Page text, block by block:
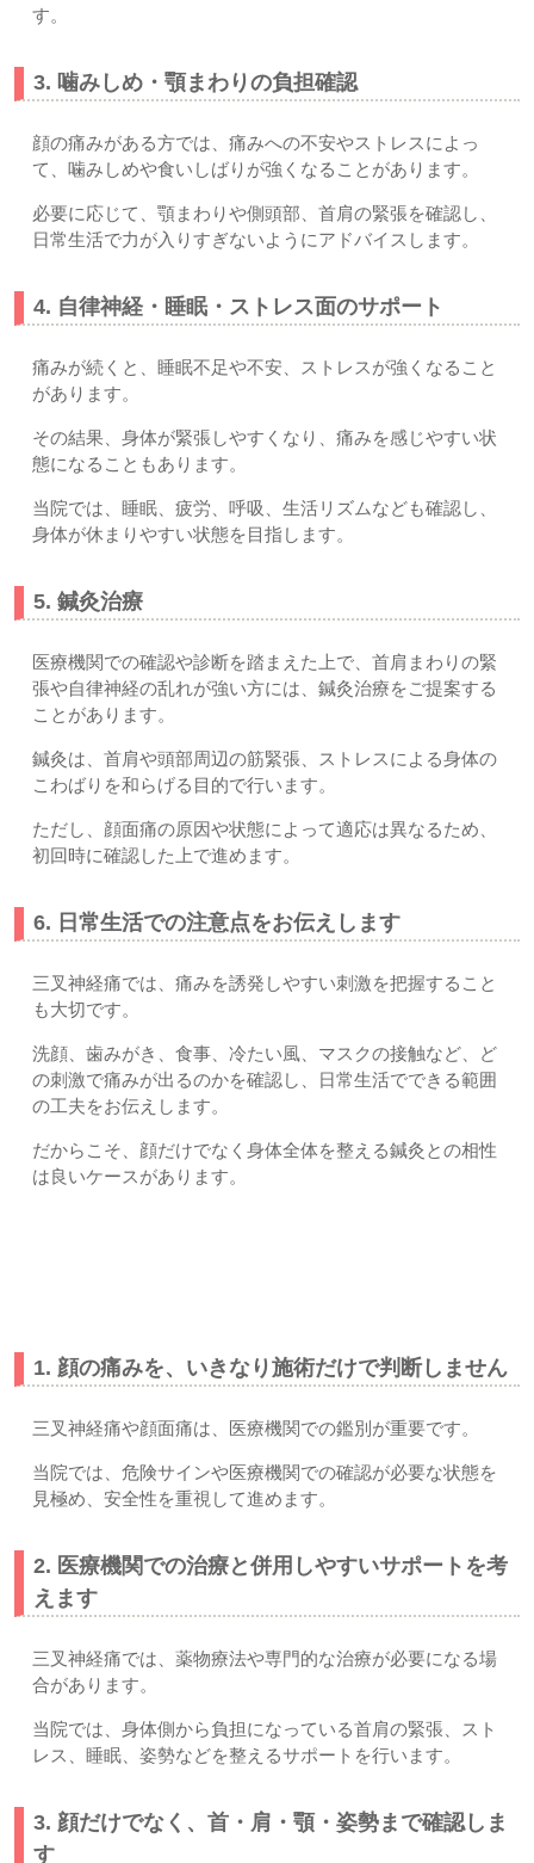
す。
3. 噛みしめ・顎まわりの負担確認
顔の痛みがある方では、痛みへの不安やストレスによっ
て、噛みしめや食いしばりが強くなることがあります。
必要に応じて、顎まわりや側頭部、首肩の緊張を確認し、
日常生活で力が入りすぎないようにアドバイスします。
4. 自律神経・睡眠・ストレス面のサポート
痛みが続くと、睡眠不足や不安、ストレスが強くなること
があります。
その結果、身体が緊張しやすくなり、痛みを感じやすい状
態になることもあります。
当院では、睡眠、疲労、呼吸、生活リズムなども確認し、
身体が休まりやすい状態を目指します。
5. 鍼灸治療
医療機関での確認や診断を踏まえた上で、首肩まわりの緊
張や自律神経の乱れが強い方には、鍼灸治療をご提案する
ことがあります。
鍼灸は、首肩や頭部周辺の筋緊張、ストレスによる身体の
こわばりを和らげる目的で行います。
ただし、顔面痛の原因や状態によって適応は異なるため、
初回時に確認した上で進めます。
6. 日常生活での注意点をお伝えします
三叉神経痛では、痛みを誘発しやすい刺激を把握すること
も大切です。
洗顔、歯みがき、食事、冷たい風、マスクの接触など、ど
の刺激で痛みが出るのかを確認し、日常生活でできる範囲
の工夫をお伝えします。
だからこそ、顔だけでなく身体全体を整える鍼灸との相性
は良いケースがあります。
1. 顔の痛みを、いきなり施術だけで判断しません
三叉神経痛や顔面痛は、医療機関での鑑別が重要です。
当院では、危険サインや医療機関での確認が必要な状態を
見極め、安全性を重視して進めます。
2. 医療機関での治療と併用しやすいサポートを考
えます
三叉神経痛では、薬物療法や専門的な治療が必要になる場
合があります。
当院では、身体側から負担になっている首肩の緊張、スト
レス、睡眠、姿勢などを整えるサポートを行います。
3. 顔だけでなく、首・肩・顎・姿勢まで確認しま
す